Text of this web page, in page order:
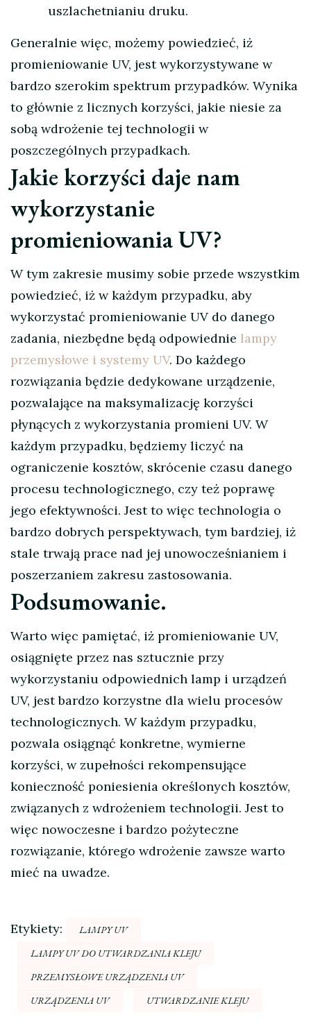
uszlachetnianiu druku.
Generalnie więc, możemy powiedzieć, iż
promieniowanie UV, jest wykorzystywane w
bardzo szerokim spektrum przypadków. Wynika
to głównie z licznych korzyści, jakie niesie za
sobą wdrożenie tej technologii w
poszczególnych przypadkach.
Jakie korzyści daje nam
wykorzystanie
promieniowania UV?
W tym zakresie musimy sobie przede wszystkim
powiedzieć, iż w każdym przypadku, aby
wykorzystać promieniowanie UV do danego
zadania, niezbędne będą odpowiednie lampy
przemysłowe i systemy UV. Do każdego
rozwiązania będzie dedykowane urządzenie,
pozwalające na maksymalizację korzyści
płynących z wykorzystania promieni UV. W
każdym przypadku, będziemy liczyć na
ograniczenie kosztów, skrócenie czasu danego
procesu technologicznego, czy też poprawę
jego efektywności. Jest to więc technologia o
bardzo dobrych perspektywach, tym bardziej, iż
stale trwają prace nad jej unowocześnianiem i
poszerzaniem zakresu zastosowania.
Podsumowanie.
Warto więc pamiętać, iż promieniowanie UV,
osiągnięte przez nas sztucznie przy
wykorzystaniu odpowiednich lamp i urządzeń
UV, jest bardzo korzystne dla wielu procesów
technologicznych. W każdym przypadku,
pozwala osiągnąć konkretne, wymierne
korzyści, w zupełności rekompensujące
konieczność poniesienia określonych kosztów,
związanych z wdrożeniem technologii. Jest to
więc nowoczesne i bardzo pożyteczne
rozwiązanie, którego wdrożenie zawsze warto
mieć na uwadze.
Etykiety:
LAMPY UV
LAMPY UV DO UTWARDZANIA KLEJU
PRZEMYSŁOWE URZĄDZENIA UV
URZĄDZENIA UV
UTWARDZANIE KLEJU